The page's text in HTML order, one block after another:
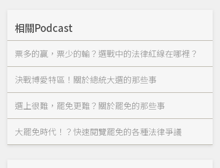
相關Podcast
票多的贏，票少的輸？選戰中的法律紅線在哪裡？
決戰博愛特區！關於總統大選的那些事
選上很難，罷免更難？關於罷免的那些事
大罷免時代！？快速閱覽罷免的各種法律爭議